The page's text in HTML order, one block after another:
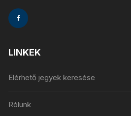
LINKEK
Elérhető jegyek keresése
Rólunk